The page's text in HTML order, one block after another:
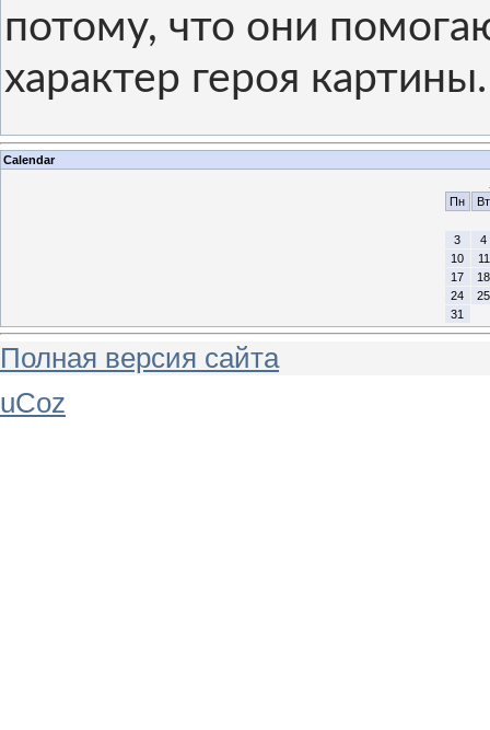
потому, что они
характер героя картины.
Calendar
Пн
Вт
3
4
10
11
17
18
24
25
31
Полная версия сайта
uCoz